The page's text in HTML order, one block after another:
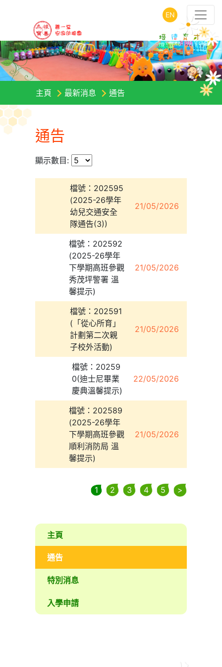
EN
主頁 最新消息 通告
主頁
通告
特別消息
入學申請
通告
顯示數目:
檔號：202595
(2025-26學年
幼兒交通安全
隊通告(3))
21/05/2026
檔號：202592
(2025-26學年
下學期高班參觀
秀茂坪警署 溫
馨提示)
21/05/2026
檔號：202591
(「從心所育」
計劃第二次親
子校外活動)
21/05/2026
檔號：20259
0(迪士尼畢業
慶典溫馨提示)
22/05/2026
檔號：202589
(2025-26學年
下學期高班參觀
順利消防局 溫
馨提示)
21/05/2026
1 2 3 4 5 >